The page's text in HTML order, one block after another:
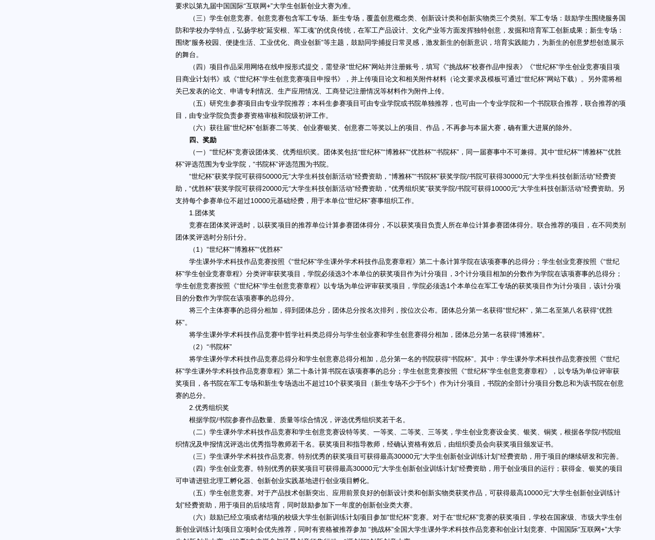
要求以第九届中国国际“互联网+”大学生创新创业大赛为准。
（三）学生创意竞赛。创意竞赛包含军工专场、新生专场，覆盖创意概念类、创新设计类和创新实物类三个类别。军工专场：鼓励学生围绕服务国
防和学校办学特点，弘扬学校“延安根、军工魂”的优良传统，在军工产品设计、文化产业等方面发挥独特创意，发掘和培育军工创新成果；新生专场：
围绕“服务校园、便捷生活、工业优化、商业创新”等主题，鼓励同学捕捉日常灵感，激发新生的创新意识，培育实践能力，为新生的创意梦想创造展示
的舞台。
（四）项目作品采用网络在线申报形式提交，需登录“世纪杯”网站并注册账号，填写《“挑战杯”校赛作品申报表》《“世纪杯”学生创业竞赛项目项
目商业计划书》或《“世纪杯”学生创意竞赛项目申报书》，并上传项目论文和相关附件材料（论文要求及模板可通过“世纪杯”网站下载）。另外需将相
关已发表的论文、申请专利情况、生产应用情况、工商登记注册情况等材料作为附件上传。
（五）研究生参赛项目由专业学院推荐；本科生参赛项目可由专业学院或书院单独推荐，也可由一个专业学院和一个书院联合推荐，联合推荐的项
目，由专业学院负责参赛资格审核和院级初评工作。
（六）获往届“世纪杯”创新赛二等奖、创业赛银奖、创意赛二等奖以上的项目、作品，不再参与本届大赛，确有重大进展的除外。
四、奖励
（一）“世纪杯”竞赛设团体奖、优秀组织奖。团体奖包括“世纪杯”“博雅杯”“优胜杯”“书院杯”，同一届赛事中不可兼得。其中“世纪杯”“博雅杯”“优胜
杯”评选范围为专业学院，“书院杯”评选范围为书院。
“世纪杯”获奖学院可获得50000元“大学生科技创新活动”经费资助，“博雅杯”“书院杯”获奖学院/书院可获得30000元“大学生科技创新活动”经费资
助，“优胜杯”获奖学院可获得20000元“大学生科技创新活动”经费资助，“优秀组织奖”获奖学院/书院可获得10000元“大学生科技创新活动”经费资助。另
支持每个参赛单位不超过10000元基础经费，用于本单位“世纪杯”赛事组织工作。
1.团体奖
竞赛在团体奖评选时，以获奖项目的推荐单位计算参赛团体得分，不以获奖项目负责人所在单位计算参赛团体得分。联合推荐的项目，在不同类别
团体奖评选时分别计分。
（1）“世纪杯”“博雅杯”“优胜杯”
学生课外学术科技作品竞赛按照《“世纪杯”学生课外学术科技作品竞赛章程》第二十条计算学院在该项赛事的总得分；学生创业竞赛按照《“世纪
杯”学生创业竞赛章程》分类评审获奖项目，学院必须选3个本单位的获奖项目作为计分项目，3个计分项目相加的分数作为学院在该项赛事的总得分；
学生创意竞赛按照《“世纪杯”学生创意竞赛章程》以专场为单位评审获奖项目，学院必须选1个本单位在军工专场的获奖项目作为计分项目，该计分项
目的分数作为学院在该项赛事的总得分。
将三个主体赛事的总得分相加，得到团体总分，团体总分按名次排列，按位次公布。团体总分第一名获得“世纪杯”，第二名至第八名获得“优胜
杯”。
将学生课外学术科技作品竞赛中哲学社科类总得分与学生创业赛和学生创意赛得分相加，团体总分第一名获得“博雅杯”。
（2）“书院杯”
将学生课外学术科技作品竞赛总得分和学生创意赛总得分相加，总分第一名的书院获得“书院杯”。其中：学生课外学术科技作品竞赛按照《“世纪
杯”学生课外学术科技作品竞赛章程》第二十条计算书院在该项赛事的总分；学生创意竞赛按照《“世纪杯”学生创意竞赛章程》，以专场为单位评审获
奖项目，各书院在军工专场和新生专场选出不超过10个获奖项目（新生专场不少于5个）作为计分项目，书院的全部计分项目分数总和为该书院在创意
赛的总分。
2.优秀组织奖
根据学院/书院参赛作品数量、质量等综合情况，评选优秀组织奖若干名。
（二）学生课外学术科技作品竞赛和学生创意竞赛设特等奖、一等奖、二等奖、三等奖，学生创业竞赛设金奖、银奖、铜奖，根据各学院/书院组
织情况及申报情况评选出优秀指导教师若干名。获奖项目和指导教师，经确认资格有效后，由组织委员会向获奖项目颁发证书。
（三）学生课外学术科技作品竞赛。特别优秀的获奖项目可获得最高30000元“大学生创新创业训练计划”经费资助，用于项目的继续研发和完善。
（四）学生创业竞赛。特别优秀的获奖项目可获得最高30000元“大学生创新创业训练计划”经费资助，用于创业项目的运行；获得金、银奖的项目
可申请进驻北理工孵化器、创新创业实践基地进行创业项目孵化。
（五）学生创意竞赛。对于产品技术创新突出、应用前景良好的创新设计类和创新实物类获奖作品，可获得最高10000元“大学生创新创业训练计
划”经费资助，用于项目的后续培育，同时鼓励参加下一年度的创新创业类大赛。
（六）鼓励已经立项或者结项的校级大学生创新训练计划项目参加“世纪杯”竞赛。对于在“世纪杯”竞赛的获奖项目，学校在国家级、市级大学生创
新创业训练计划项目立项时会优先推荐，同时有资格被推荐参加 “挑战杯”全国大学生课外学术科技作品竞赛和创业计划竞赛、中国国际“互联网+”大学